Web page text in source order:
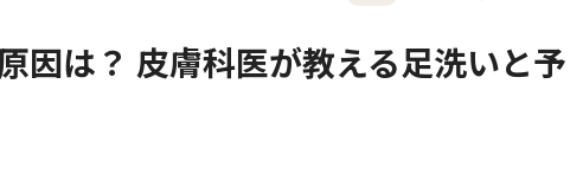
因は？ 皮膚科医が教える足洗いと予